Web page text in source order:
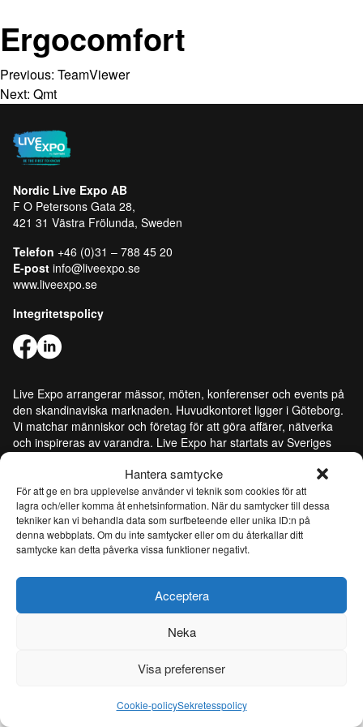
Hantera samtycke
För att ge en bra upplevelse använder vi teknik som cookies för att
lagra och/eller komma åt enhetsinformation. När du samtycker till dessa
tekniker kan vi behandla data som surfbeteende eller unika ID:n på
denna webbplats. Om du inte samtycker eller om du återkallar ditt
samtycke kan detta påverka vissa funktioner negativt.
Acceptera
Neka
Visa preferenser
Cookie-policySekretesspolicy
Ergocomfort
Previous: TeamViewer
Next: Qmt
Nordic Live Expo AB
F O Petersons Gata 28,
421 31 Västra Frölunda, Sweden
Telefon +46 (0)31 – 788 45 20
E-post info@liveexpo.se
www.liveexpo.se
Integritetspolicy
Live Expo arrangerar mässor, möten, konferenser och events på
den skandinaviska marknaden. Huvudkontoret ligger i Göteborg.
Vi matchar människor och företag för att göra affärer, nätverka
och inspireras av varandra. Live Expo har startats av Sveriges
lanserat över hundra nya mässor varav flertalet är idag ledande
inom sina respektive branscher. Med ett fulladdat innehåll
inspirerar, utvecklar och uppdaterar vi våra besökare och tar
mässmediet till en helt ny nivå. Från och med 26 juni 2026 är Live
Expo ett helägt dotterbolag till Easyfairs Group, ett internationellt
företag som organiserar 110 marknadsledande event i 16 länder